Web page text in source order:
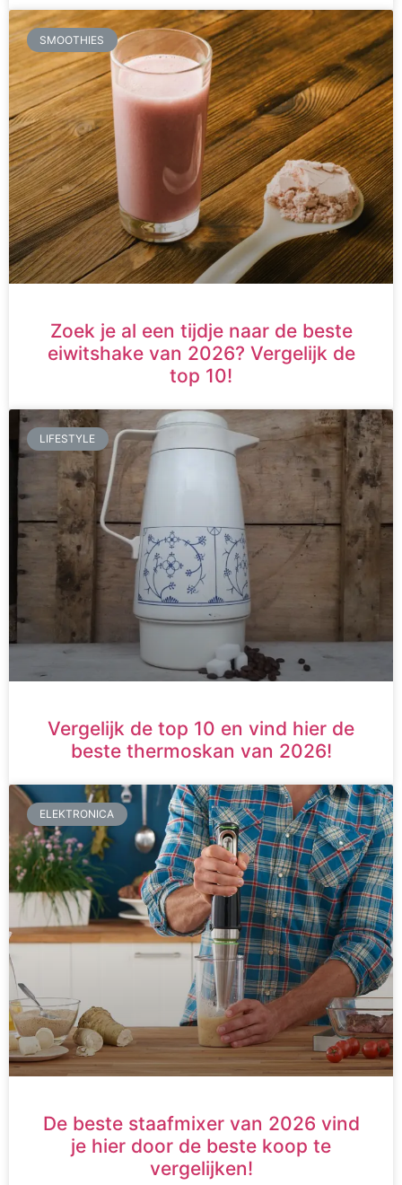
SMOOTHIES
Zoek je al een tijdje naar de beste
eiwitshake van 2026? Vergelijk de
top 10!
LIFESTYLE
Vergelijk de top 10 en vind hier de
beste thermoskan van 2026!
ELEKTRONICA
De beste staafmixer van 2026 vind
je hier door de beste koop te
vergelijken!